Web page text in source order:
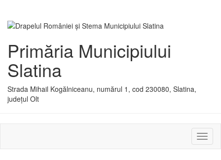
Primăria Municipiului
Slatina
Strada Mihail Kogălniceanu, numărul 1, cod 230080, Slatina,
județul Olt
sau